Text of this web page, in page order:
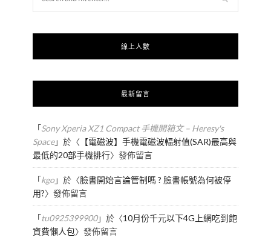
線上人數
最新留言
「Sony Xperia XZ1 Compact 手機開箱文 – Heresy's
Space」於〈 【電磁波】手機電磁波輻射值(SAR)最高與
最低的20部手機排行〉發佈留言
「kgo」於〈臉書開始言論管制嗎 ? 臉書帳號為何被停
用?〉發佈留言
「tu0925399900」於〈10月份千元以下4G上網吃到飽
資費懶人包〉發佈留言